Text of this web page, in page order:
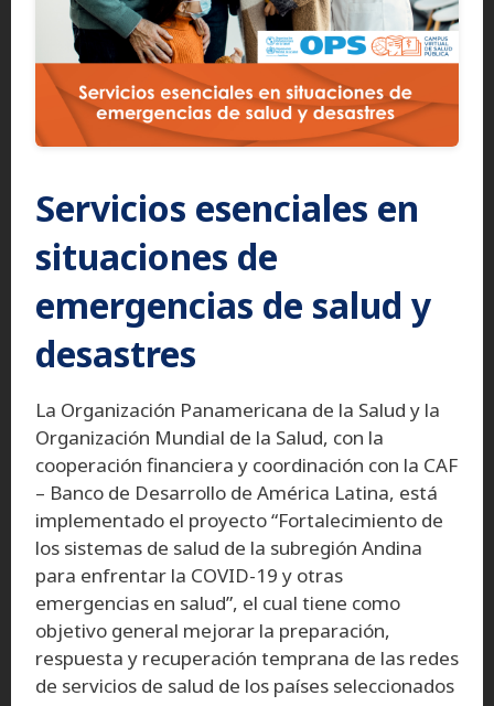
Servicios esenciales en
situaciones de
emergencias de salud y
desastres
La Organización Panamericana de la Salud y la
Organización Mundial de la Salud, con la
cooperación financiera y coordinación con la CAF
– Banco de Desarrollo de América Latina, está
implementado el proyecto “Fortalecimiento de
los sistemas de salud de la subregión Andina
para enfrentar la COVID-19 y otras
emergencias en salud”, el cual tiene como
objetivo general mejorar la preparación,
respuesta y recuperación temprana de las redes
de servicios de salud de los países seleccionados